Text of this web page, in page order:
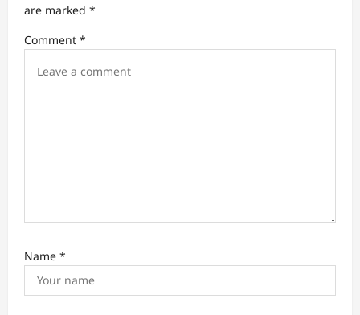
t
i
are marked *
Comment *
Name *